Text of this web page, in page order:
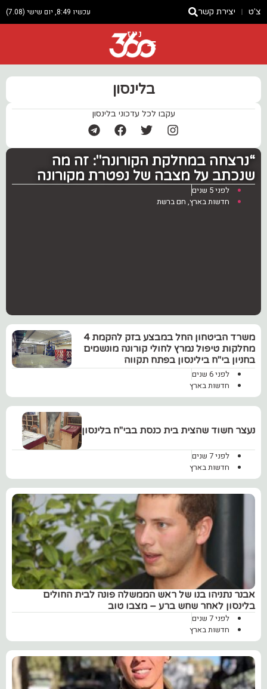
צ'ט יצירת קשר עכשיו 8:49, יום שישי (7.08)
ניוז
בלינסון
עקבו לכל עדכוני בלינסון
“נרצחה במחלקת הקורונה": זה מה
שנכתב על מצבה של נפטרת מקורונה
לפני 5 שנים
חדשות בארץ, חם ברשת
משרד הביטחון החל במבצע בזק להקמת 4
מחלקות טיפול נמרץ לחולי קורונה מונשמים
בחניון בי"ח בילינסון בפתח תקווה
לפני 6 שנים
חדשות בארץ
נעצר חשוד שהצית בית כנסת בבי"ח בלינסון
לפני 7 שנים
חדשות בארץ
אבנר נתניהו בנו של ראש הממשלה פונה לבית החולים
בלינסון לאחר שחש ברע – מצבו טוב
לפני 7 שנים
חדשות בארץ